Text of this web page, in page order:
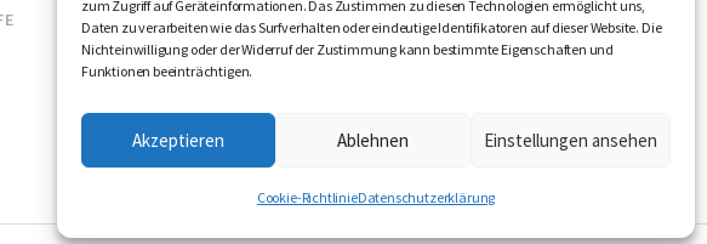
zum Zugriff auf Geräteinformationen. Das Zustimmen zu diesen Technologien ermöglicht uns,
Daten zu verarbeiten wie das Surfverhalten oder eindeutige Identifikatoren auf dieser Website. Die
Nichteinwilligung oder der Widerruf der Zustimmung kann bestimmte Eigenschaften und
Funktionen beeinträchtigen.
Akzeptieren Ablehnen Einstellungen ansehen
Cookie-RichtlinieDatenschutzerklärung